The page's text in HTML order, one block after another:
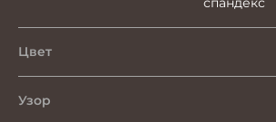
Цвет
Узор